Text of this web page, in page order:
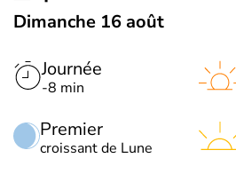
Dimanche 16 août
Journée
-8 min
Premier
croissant de Lune